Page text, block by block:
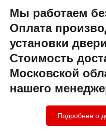
Мы работаем
Оплата
установки
Стоимость
Московской
нашего
Подробнее о